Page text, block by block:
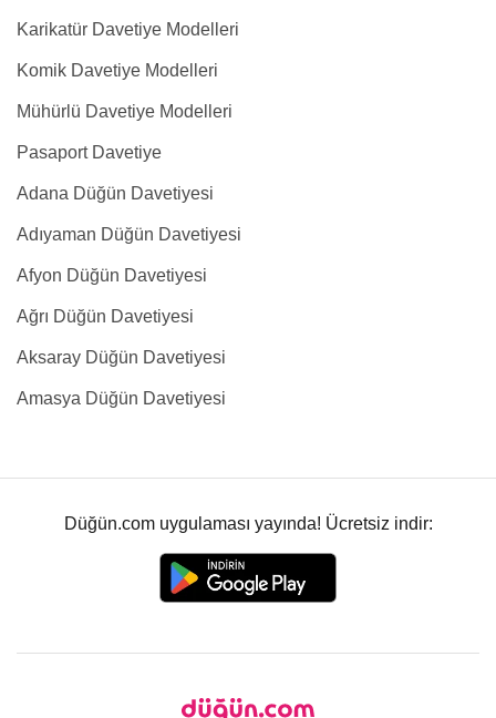
Karikatür Davetiye Modelleri
Komik Davetiye Modelleri
Mühürlü Davetiye Modelleri
Pasaport Davetiye
Adana Düğün Davetiyesi
Adıyaman Düğün Davetiyesi
Afyon Düğün Davetiyesi
Ağrı Düğün Davetiyesi
Aksaray Düğün Davetiyesi
Amasya Düğün Davetiyesi
Düğün.com uygulaması yayında! Ücretsiz indir: